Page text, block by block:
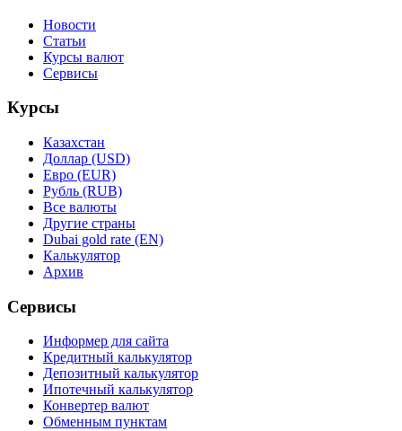
Новости
Статьи
Курсы валют
Сервисы
Курсы
Казахстан
Доллар (USD)
Евро (EUR)
Рубль (RUB)
Все валюты
Другие страны
Dubai gold rate (EN)
Калькулятор
Архив
Сервисы
Информер для сайта
Кредитный калькулятор
Депозитный калькулятор
Ипотечный калькулятор
Конвертер валют
Обменным пунктам